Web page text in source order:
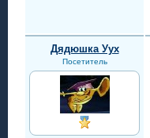
Дядюшка Уух
Посетитель